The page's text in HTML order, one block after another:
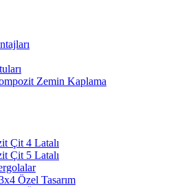
Zemin Kaplama
Çit 4 Latalı
Çit 5 Latalı
Özel Tasarım